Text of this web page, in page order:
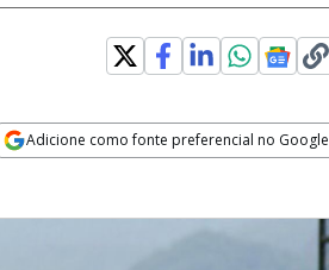
Adicione como fonte preferencial no Google